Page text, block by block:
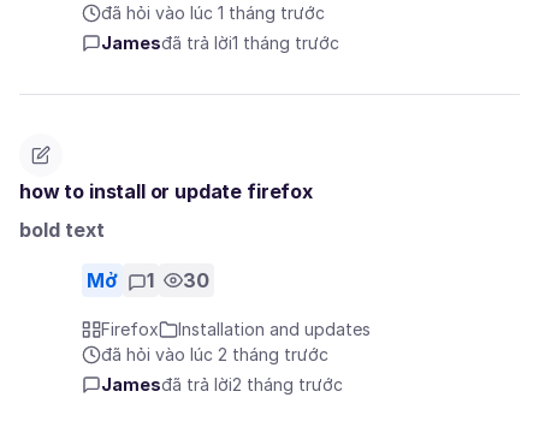
đã hỏi vào lúc 1 tháng trước
Jamesđã trả lời1 tháng trước
how to install or update firefox
bold text
Mở 1 30
Firefox
Installation and updates
đã hỏi vào lúc 2 tháng trước
Jamesđã trả lời2 tháng trước